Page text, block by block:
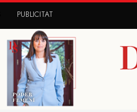
PUBLICITAT